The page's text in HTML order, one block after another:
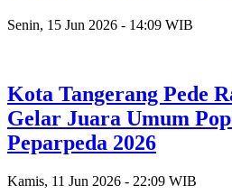
Senin, 15 Jun 2026 - 14:09 WIB
Kota Tangerang Pede
Gelar Juara Umum
Peparpeda 2026
Kamis, 11 Jun 2026 - 22:09 WIB